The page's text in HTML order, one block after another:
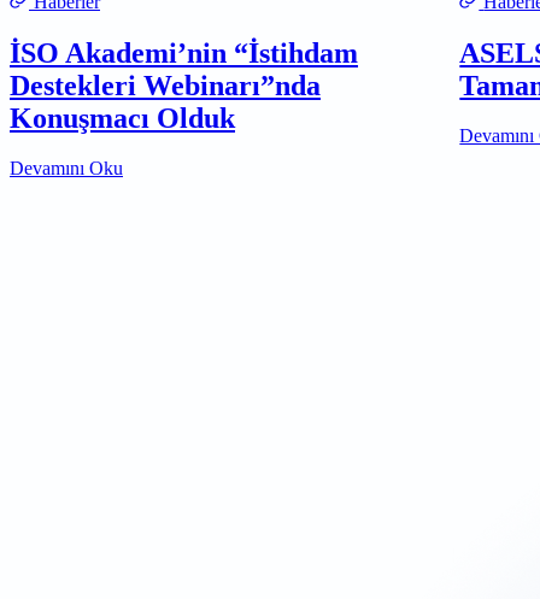
İSO Akademi’nin “İstihdam
Destekleri Webinarı”nda
Konuşmacı Olduk
Devamını Oku